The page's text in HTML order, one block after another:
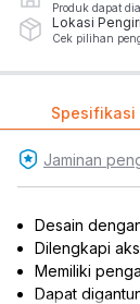
Produk dapat
Lokasi
Cek pilihan
Spesifikasi
Jaminan
Desain
Dilengkapi
Memiliki
Dapat